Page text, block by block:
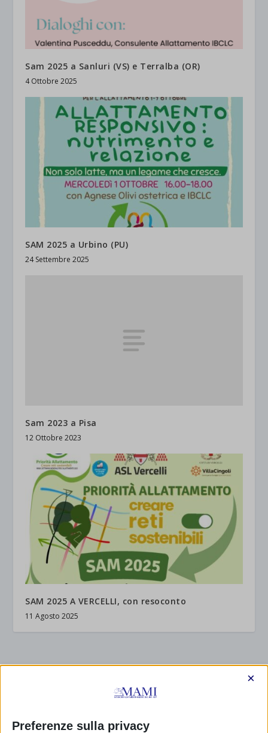
Sam 2025 a Sanluri (VS) e Terralba (OR)
4 Ottobre 2025
SAM 2025 a Urbino (PU)
24 Settembre 2025
Sam 2023 a Pisa
12 Ottobre 2023
SAM 2025 A VERCELLI, con resoconto
11 Agosto 2025
Preferenze sulla privacy
×